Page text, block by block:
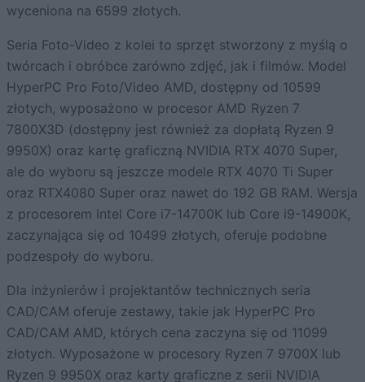
wyceniona na 6599 złotych.
Seria Foto-Video z kolei to sprzęt stworzony z myślą o
twórcach i obróbce zarówno zdjęć, jak i filmów. Model
HyperPC Pro Foto/Video AMD, dostępny od 10599
złotych, wyposażono w procesor AMD Ryzen 7
7800X3D (dostępny jest również za dopłatą Ryzen 9
9950X) oraz kartę graficzną NVIDIA RTX 4070 Super,
ale do wyboru są jeszcze modele RTX 4070 Ti Super
oraz RTX4080 Super oraz nawet do 192 GB RAM. Wersja
z procesorem Intel Core i7-14700K lub Core i9-14900K,
zaczynająca się od 10499 złotych, oferuje podobne
podzespoły do wyboru.
Dla inżynierów i projektantów technicznych seria
CAD/CAM oferuje zestawy, takie jak HyperPC Pro
CAD/CAM AMD, których cena zaczyna się od 11099
złotych. Wyposażone w procesory Ryzen 7 9700X lub
Ryzen 9 9950X oraz karty graficzne z serii NVIDIA